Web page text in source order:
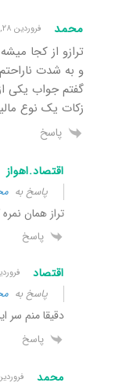
محمد فروردین ۲۸, ۱۳۹۸ ۹:۱۸ ق٫ظ
ترازو از کجا
و به شدت
گفتم جواب یکی
زکات یک نوع
پاسخ
اقتصاد.اهواز
پاسخ به
تراز همان
پاسخ
اقتصاد فروردین ۲۸, ۱۳۹۸
پاسخ به
دقیقا منم سر
پاسخ
محمد فروردین ۲۸, ۱۳۹۸